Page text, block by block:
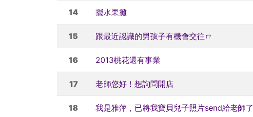
14 擺水果攤
15 跟最近認識的男孩子有機會交往ㄇ
16 2013桃花還有事業
17 老師您好！想詢問開店
18 我是雅萍，已將我寶貝兒子照片send給老師了